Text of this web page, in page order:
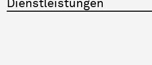
Dienstleistungen